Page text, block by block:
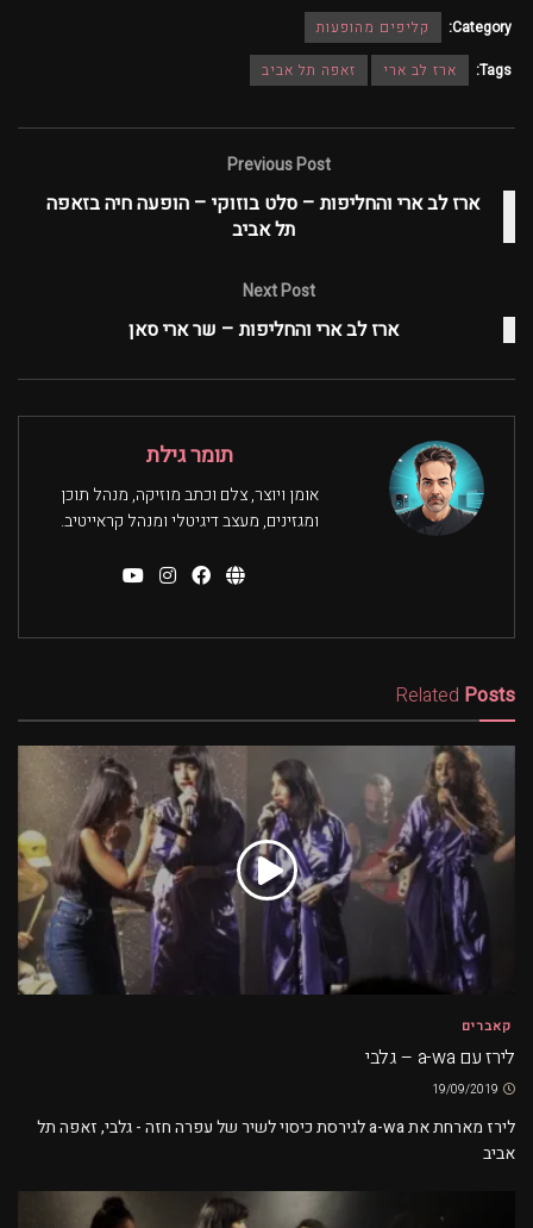
Category:
קליפים מהופעות
Tags:
ארז לב ארי זאפה תל אביב
Previous Post
ארז לב ארי והחליפות – סלט בוזוקי – הופעה חיה בזאפה
תל אביב
Next Post
ארז לב ארי והחליפות – שר ארי סאן
תומר גילת
אומן ויוצר, צלם וכתב מוזיקה, מנהל תוכן
ומגזינים, מעצב דיגיטלי ומנהל קראייטיב.
Related Posts
קאברים
לירז עם a-wa – גלבי
לירז מארחת את a-wa לגירסת כיסוי לשיר של עפרה חזה - גלבי, זאפה תל
אביב